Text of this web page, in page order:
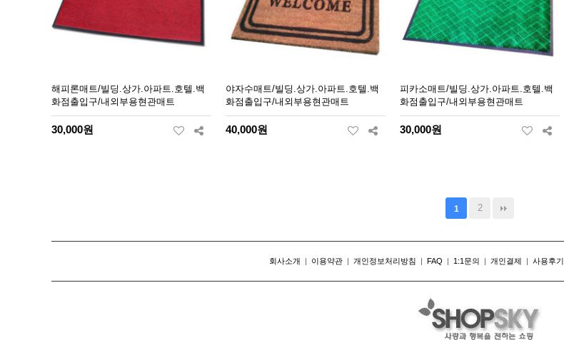
해피론매트/빌딩.상가.아파트.호텔.백
화점출입구/내외부용현관매트
30,000원
야자수매트/빌딩.상가.아파트.호텔.백
화점출입구/내외부용현관매트
40,000원
피카소매트/빌딩.상가.아파트.호텔.백
화점출입구/내외부용현관매트
30,000원
1 2
회사소개 | 이용약관 | 개인정보처리방침 | FAQ | 1:1문의 | 개인결제 | 사용후기